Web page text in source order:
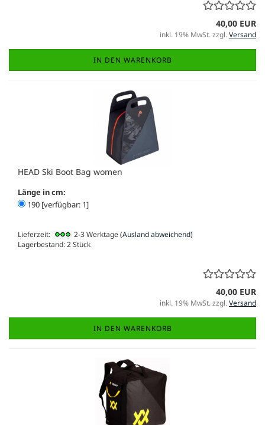
40,00 EUR
inkl. 19% MwSt. zzgl.Versand
IN DEN WARENKORB
HEAD Ski Boot Bag women
Länge in cm:
190 [verfügbar: 1]
Lieferzeit: 2-3 Werktage(Ausland abweichend)
Lagerbestand: 2 Stück
40,00 EUR
inkl. 19% MwSt. zzgl.Versand
IN DEN WARENKORB